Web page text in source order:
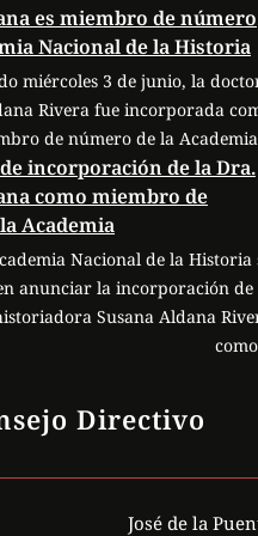
es miembro de número
Nacional de la Historia
miércoles 3 de junio, la
Rivera fue incorporada
de número de la
incorporación de la Dra.
como miembro de
Academia
Nacional de la Historia
anunciar la incorporación de
Susana Aldana
Directivo
José de la